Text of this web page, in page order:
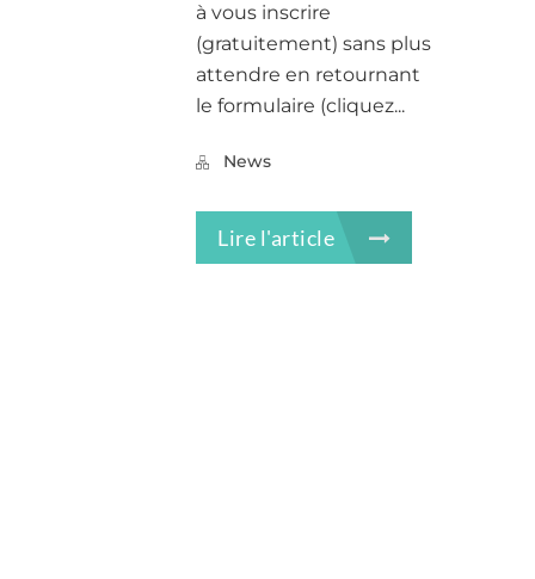
à vous inscrire
(gratuitement) sans plus
attendre en retournant
le formulaire (cliquez...
News
Lire l'article